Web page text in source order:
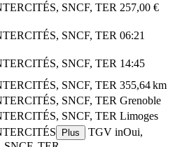
SNCF, TER 257,00 €
SNCF, TER 06:21
SNCF, TER 14:45
SNCF, TER 355,64 km
SNCF, TER Grenoble
SNCF, TER Limoges
Plus
TGV inOui,